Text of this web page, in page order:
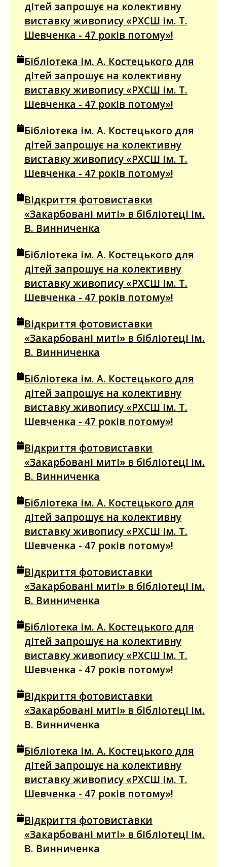
дітей запрошує на колективну
виставку живопису «РХСШ ім. Т.
Шевченка - 47 років потому»!
Бібліотека ім. А. Костецького для
дітей запрошує на колективну
виставку живопису «РХСШ ім. Т.
Шевченка - 47 років потому»!
Бібліотека ім. А. Костецького для
дітей запрошує на колективну
виставку живопису «РХСШ ім. Т.
Шевченка - 47 років потому»!
Відкриття фотовиставки
«Закарбовані миті» в бібліотеці ім.
В. Винниченка
Бібліотека ім. А. Костецького для
дітей запрошує на колективну
виставку живопису «РХСШ ім. Т.
Шевченка - 47 років потому»!
Відкриття фотовиставки
«Закарбовані миті» в бібліотеці ім.
В. Винниченка
Бібліотека ім. А. Костецького для
дітей запрошує на колективну
виставку живопису «РХСШ ім. Т.
Шевченка - 47 років потому»!
Відкриття фотовиставки
«Закарбовані миті» в бібліотеці ім.
В. Винниченка
Бібліотека ім. А. Костецького для
дітей запрошує на колективну
виставку живопису «РХСШ ім. Т.
Шевченка - 47 років потому»!
Відкриття фотовиставки
«Закарбовані миті» в бібліотеці ім.
В. Винниченка
Бібліотека ім. А. Костецького для
дітей запрошує на колективну
виставку живопису «РХСШ ім. Т.
Шевченка - 47 років потому»!
Відкриття фотовиставки
«Закарбовані миті» в бібліотеці ім.
В. Винниченка
Бібліотека ім. А. Костецького для
дітей запрошує на колективну
виставку живопису «РХСШ ім. Т.
Шевченка - 47 років потому»!
Відкриття фотовиставки
«Закарбовані миті» в бібліотеці ім.
В. Винниченка